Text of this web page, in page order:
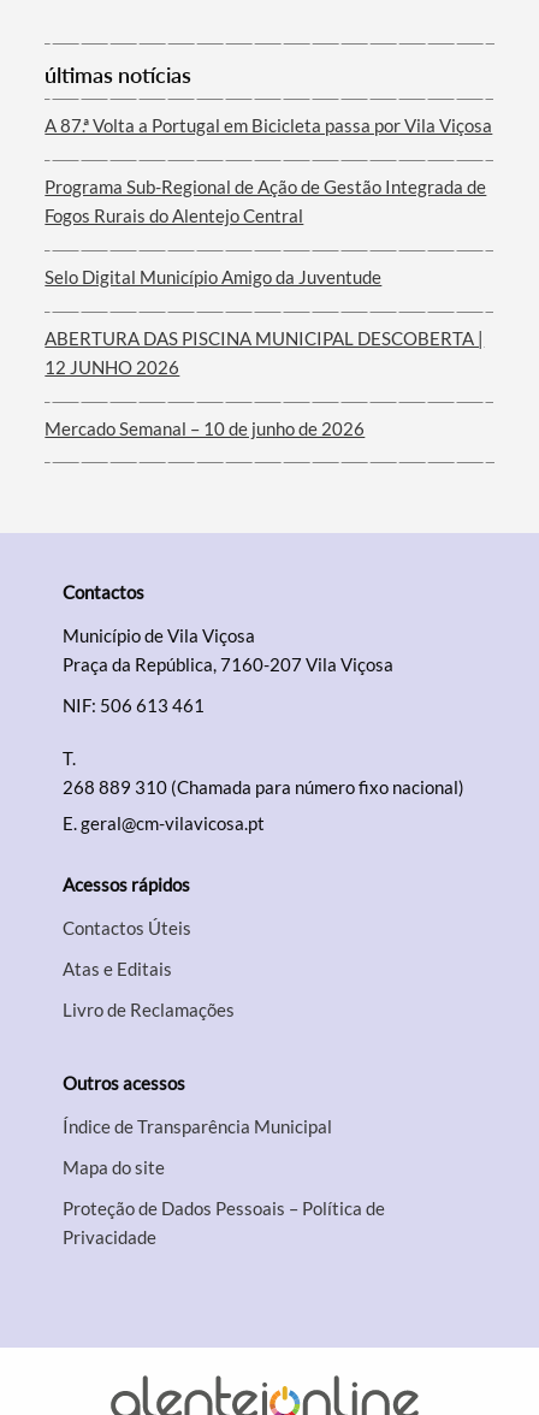
últimas notícias
A 87.ª Volta a Portugal em Bicicleta passa por Vila Viçosa
Programa Sub-Regional de Ação de Gestão Integrada de
Fogos Rurais do Alentejo Central
Selo Digital Município Amigo da Juventude
ABERTURA DAS PISCINA MUNICIPAL DESCOBERTA |
12 JUNHO 2026
Mercado Semanal – 10 de junho de 2026
Contactos
Município de Vila Viçosa
Praça da República, 7160-207 Vila Viçosa
NIF: 506 613 461
T.
268 889 310 (Chamada para número fixo nacional)
E.geral@cm-vilavicosa.pt
Acessos rápidos
Contactos Úteis
Atas e Editais
Livro de Reclamações
Outros acessos
Índice de Transparência Municipal
Mapa do site
Proteção de Dados Pessoais – Política de
Privacidade